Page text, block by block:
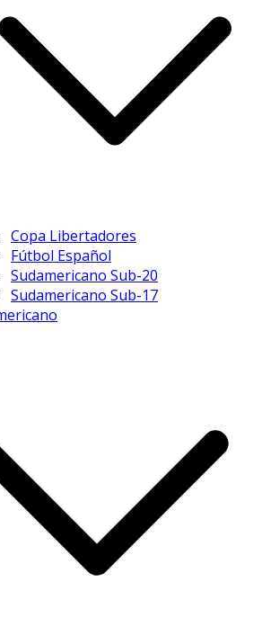
Copa Libertadores
Fútbol Español
Sudamericano Sub-20
Sudamericano Sub-17